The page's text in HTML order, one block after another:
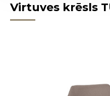
Virtuves krēsls